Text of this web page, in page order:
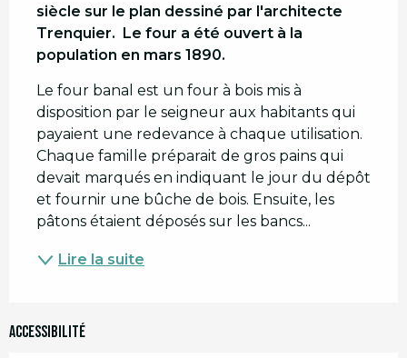
siècle sur le plan dessiné par l'architecte
Trenquier.  Le four a été ouvert à la
population en mars 1890.
Le four banal est un four à bois mis à
disposition par le seigneur aux habitants qui
payaient une redevance à chaque utilisation.
Chaque famille préparait de gros pains qui
devait marqués en indiquant le jour du dépôt
et fournir une bûche de bois. Ensuite, les
pâtons étaient déposés sur les bancs...
Lire la suite
Accessibilité